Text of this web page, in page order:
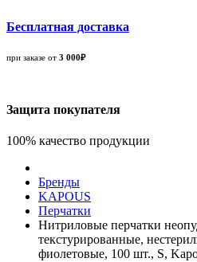
Бесплатная доставка
при заказе от 3 000₽
Защита покупателя
100% качество продукции
Бренды
KAPOUS
Перчатки
Нитриловые перчатки
текстурированные,
фиолетовые, 100 шт., S,